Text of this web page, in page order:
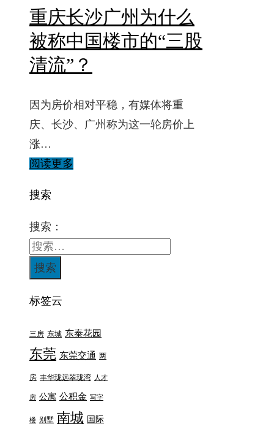
重庆长沙广州为什么
被称中国楼市的“三股
清流”？
因为房价相对平稳，有媒体将重
庆、长沙、广州称为这一轮房价上
涨…
阅读更多
搜索
搜索：
标签云
三房 东城 东泰花园
东莞 东莞交通 两
房 丰华珑远翠珑湾 人才
房 公寓 公积金 写字
楼 别墅 南城 国际